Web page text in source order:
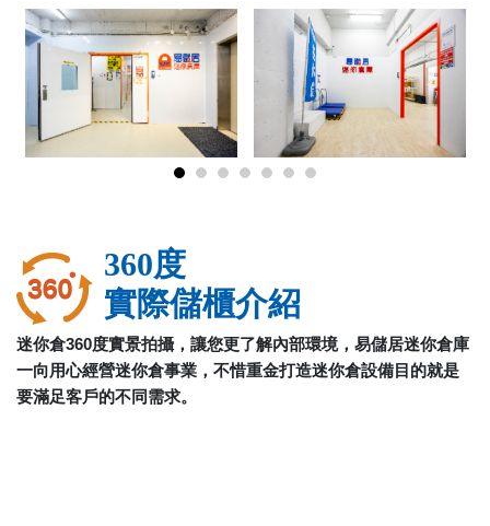
360度
實際儲櫃介紹
迷你倉360度實景拍攝，讓您更了解內部環境，易儲居迷你倉庫
一向用心經營迷你倉事業，不惜重金打造迷你倉設備目的就是
要滿足客戶的不同需求。